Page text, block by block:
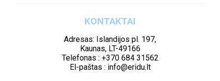
KONTAKTAI
Adresas: Islandijos pl. 197,
Kaunas, LT-49166
Telefonas : +370 684 31562
El-paštas : info@eridu.lt